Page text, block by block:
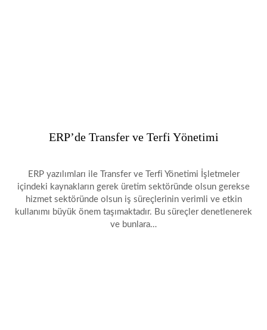
ERP’de Transfer ve Terfi Yönetimi
ERP yazılımları ile Transfer ve Terfi Yönetimi İşletmeler
içindeki kaynakların gerek üretim sektöründe olsun gerekse
hizmet sektöründe olsun iş süreçlerinin verimli ve etkin
kullanımı büyük önem taşımaktadır. Bu süreçler denetlenerek
ve bunlara…